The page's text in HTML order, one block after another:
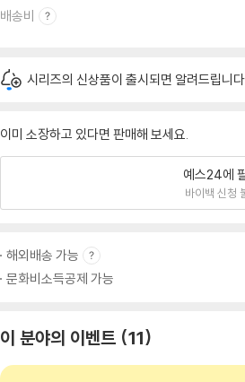
배송비
시리즈의 신상품이 출시되면 알려드립니
이미 소장하고 있다면 판매해 보세요.
예스24에
바이백 신청
해외배송 가능
문화비소득공제 가능
이 분야의 이벤트 11